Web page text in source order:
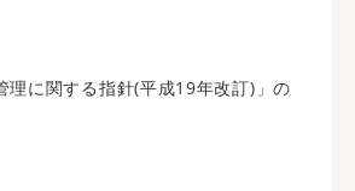
に関する指針(平成19年改訂)」の